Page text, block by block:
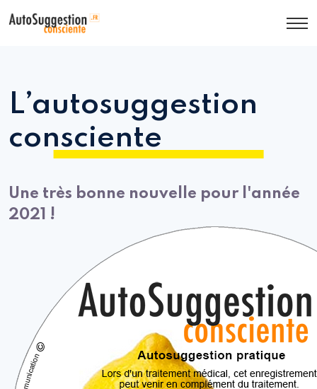
L’autosuggestion
consciente
Une très bonne nouvelle pour l'année
2021 !